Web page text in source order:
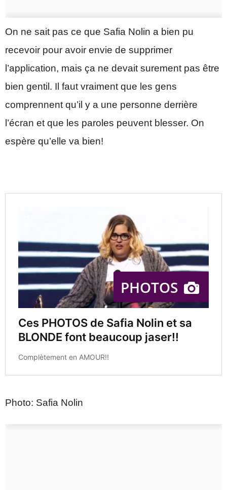
On ne sait pas ce que Safia Nolin a bien pu
recevoir pour avoir envie de supprimer
l’application, mais ça ne devait surement pas être
bien gentil. Il faut vraiment que les gens
comprennent qu’il y a une personne derrière
l’écran et que les paroles peuvent blesser. On
espère qu’elle va bien!
Photo: Safia Nolin